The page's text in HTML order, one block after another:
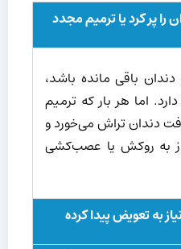
را پر کرد یا ترمیم مجدد
باقی مانده باشد،
اما هر بار که ترمیم
دندان تراش می‌خورد و
به روکش یا عصب‌کشی
به تعویض پیدا کرده